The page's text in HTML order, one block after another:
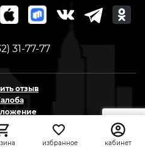
31-77-77
отзыв
ресурсе применяются
технологии
избранное кабинет